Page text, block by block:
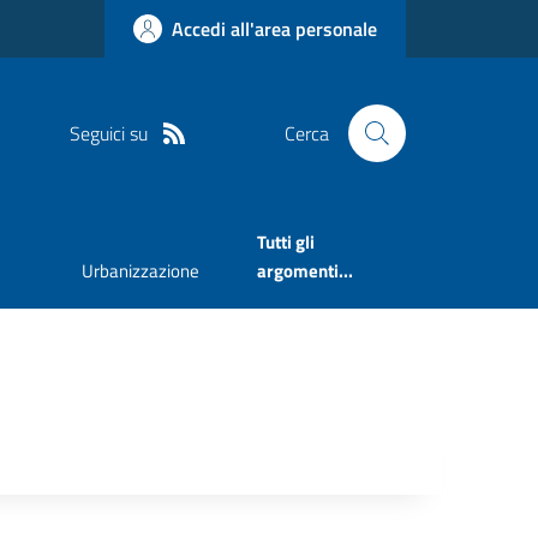
Accedi all'area personale
Seguici su Cerca
Urbanizzazione
Tutti gli
argomenti...